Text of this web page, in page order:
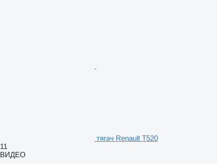
тягач Renault T520
11
ВИДЕО